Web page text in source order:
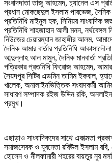
সংবাদদাতা তাজু আহমেদ, চ্যানেল এস
প্রধান মোকছেদুল ইসলাম পারভেজ,
প্রতিনিধি মাইনুল হক, সিনিয়র
প্রতিনিধি শাহজাহান আলী মনন,
নিউজের চেয়ারম্যান জাহাঙ্গীর আলম,
দৈনিক আমার বার্তার প্রতিনিধি
আব্দুল্লাহ আল মামুন, দৈনিক মানবার্তা
পত্রিকার প্রতনিধি ফিরোজ আহমেদ, আমার
সৈয়দপুর সিটির এডমিন তামিম ইকবাল,
খালেক, অনালাইনভিত্তিক সংবাদকর্মী
সাধারণ সম্পাদক রইজ উদ্দিন রকি,
প্রমুখ।
এছাড়াও সাংবাদিকদের সাথে একাত্মতা
সমাজসেবক ও যুবনেতা রবিউল ইসলাম রবি,
হোসেন ও নীলফামারী শহরের বায়তুর নুর